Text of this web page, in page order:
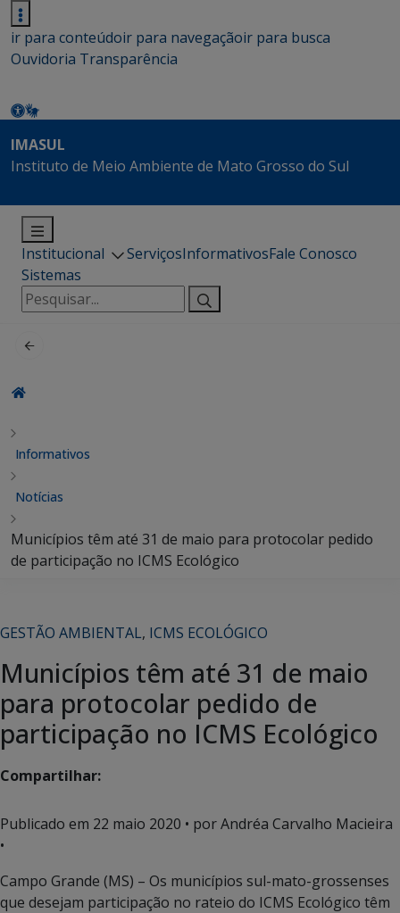
ir para conteúdoir para navegaçãoir para busca
Ouvidoria Transparência
IMASUL
Instituto de Meio Ambiente de Mato Grosso do Sul
Institucional ServiçosInformativosFale Conosco
Sistemas
Pesquisar
por:
Informativos
Notícias
Municípios têm até 31 de maio para protocolar pedido
de participação no ICMS Ecológico
GESTÃO AMBIENTAL, ICMS ECOLÓGICO
Municípios têm até 31 de maio
para protocolar pedido de
participação no ICMS Ecológico
Compartilhar:
Publicado em 22 maio 2020 • por Andréa Carvalho Macieira
•
Campo Grande (MS) – Os municípios sul-mato-grossenses
que desejam participação no rateio do ICMS Ecológico têm